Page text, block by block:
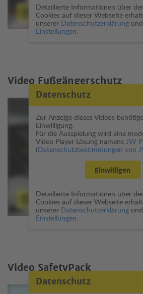
Detaillierte Informationen über
Cookies auf dieser Webseite
unserer Datenschutzerklärung
Einstellungen.
Video Fußgängerschutz
Datenschutz
Zur Anzeige dieses Videos
Einwilligung.
Für die Ausspielung wird eine
Video Player Lösung namens JW
(Datenschutzbestimmungen von
Einwilligen
Detaillierte Informationen über
Cookies auf dieser Webseite
unserer Datenschutzerklärung
Einstellungen.
Video SafetyPack
Datenschutz